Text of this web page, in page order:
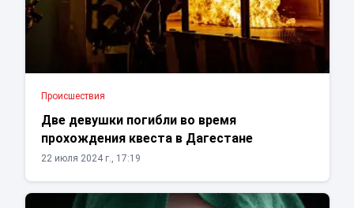
Проиcшествия
Две девушки погибли во время
прохождения квеста в Дагестане
22 июля 2024 г., 17:19